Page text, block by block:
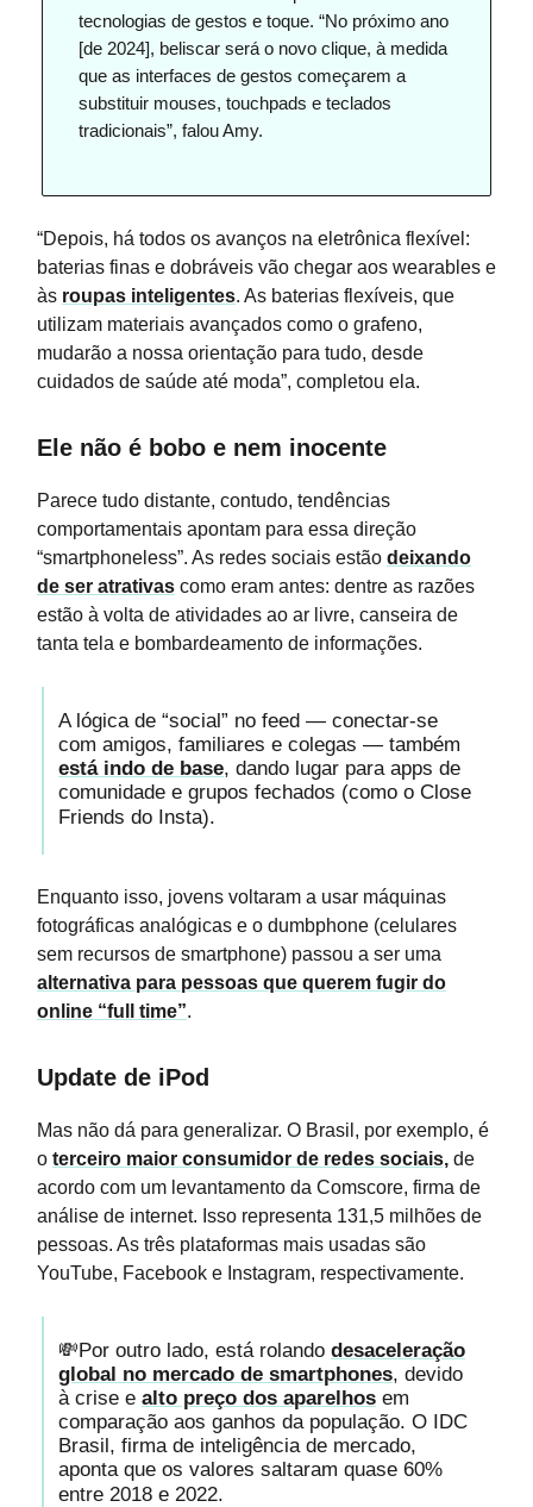
tecnologias de gestos e toque. “No próximo ano
[de 2024], beliscar será o novo clique, à medida
que as interfaces de gestos começarem a
substituir mouses, touchpads e teclados
tradicionais”, falou Amy.
“Depois, há todos os avanços na eletrônica flexível:
baterias finas e dobráveis vão chegar aos wearables e
às roupas inteligentes. As baterias flexíveis, que
utilizam materiais avançados como o grafeno,
mudarão a nossa orientação para tudo, desde
cuidados de saúde até moda”, completou ela.
Ele não é bobo e nem inocente
Parece tudo distante, contudo, tendências
comportamentais apontam para essa direção
“smartphoneless”. As redes sociais estão deixando
de ser atrativas como eram antes: dentre as razões
estão à volta de atividades ao ar livre, canseira de
tanta tela e bombardeamento de informações.
A lógica de “social” no feed — conectar-se
com amigos, familiares e colegas — também
está indo de base, dando lugar para apps de
comunidade e grupos fechados (como o Close
Friends do Insta).
Enquanto isso, jovens voltaram a usar máquinas
fotográficas analógicas e o dumbphone (celulares
sem recursos de smartphone) passou a ser uma
alternativa para pessoas que querem fugir do
online “full time”.
Update de iPod
Mas não dá para generalizar. O Brasil, por exemplo, é
o terceiro maior consumidor de redes sociais, de
acordo com um levantamento da Comscore, firma de
análise de internet. Isso representa 131,5 milhões de
pessoas. As três plataformas mais usadas são
YouTube, Facebook e Instagram, respectivamente.
💸Por outro lado, está rolando desaceleração
global no mercado de smartphones, devido
à crise e alto preço dos aparelhos em
comparação aos ganhos da população. O IDC
Brasil, firma de inteligência de mercado,
aponta que os valores saltaram quase 60%
entre 2018 e 2022.